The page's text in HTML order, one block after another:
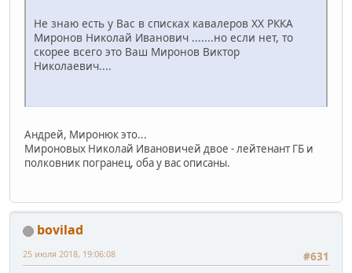
Не знаю есть у Вас в списках кавалеров ХХ РККА
Миронов Николай Иванович .......но если нет, то
скорее всего это Ваш Миронов Виктор
Николаевич....
Андрей, Миронюк это...
Мироновых Николай Ивановичей двое - лейтенант ГБ и
полковник погранец, оба у вас описаны.
bovilad
#631
25 июля 2018, 19:06:08